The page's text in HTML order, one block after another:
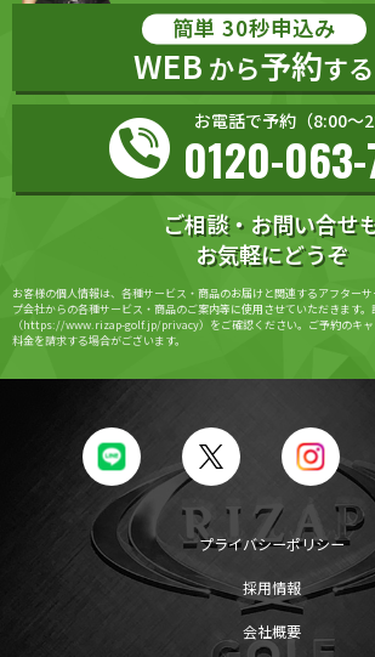
簡単 30秒申込み
WEB から予約する
お電話で予約（8:00〜
0120-
ご相談・お問い合せ
お気軽にどうぞ
お客様の個人情報は、各種サービス・商品のお届けと関連するアフター
プ会社からの各種サービス・商品のご案内等に使用させていただきます
（https://www.rizap-golf.jp/privacy）をご確認ください。ご予約のキャ
料金を請求する場合がございます。
プライバシーポリシー
採用情報
会社概要